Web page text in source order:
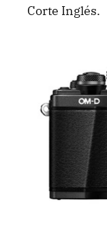
Corte Inglés.